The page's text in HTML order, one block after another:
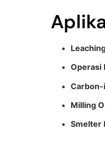
Operasi
Carbon-
Milling
Smelter